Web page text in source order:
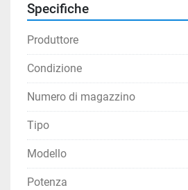
Specifiche
Produttore
Condizione
Numero di magazzino
Tipo
Modello
Potenza